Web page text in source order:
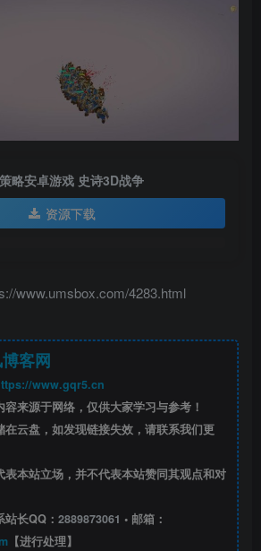
略安卓游戏 史诗3D战争
资源下载
www.umsbox.com/4283.html
客网
www.gqr5.cn
来源于网络，仅供大家学习与参考！
在云盘，如发现链接失效，请联系我们更
表本站立场，并不代表本站赞同其观点和对
长QQ： 2889873061 • 邮箱：
【进行处理】